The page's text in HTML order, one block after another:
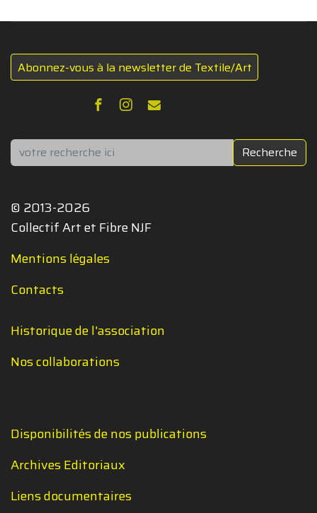
Abonnez-vous à la newsletter de Textile/Art
Rechercher Recherche
© 2013-2026
Collectif Art et Fibre NJF
Mentions légales
Contacts
Historique de l'association
Nos collaborations
Disponibilités de nos publications
Archives Editoriaux
Liens documentaires